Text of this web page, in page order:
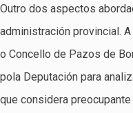
Outro dos aspectos
administración provincial.
o Concello de Pazos de
pola Deputación para
que considera